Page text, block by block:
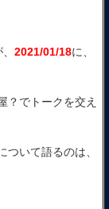
2021/01/18に、
？でトークを交え
いて語るのは、